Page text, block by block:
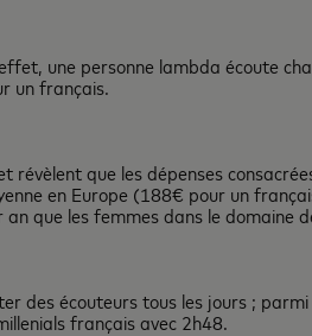
une personne lambda écoute
un français.
révèlent que les dépenses
en Europe (188€ pour un
que les femmes dans le domaine
des écouteurs tous les jours ;
français avec 2h48.